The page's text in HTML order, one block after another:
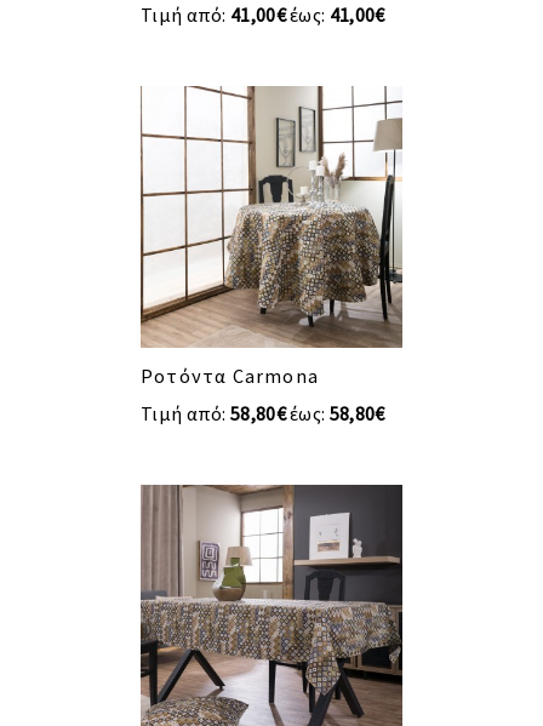
Τιμή από: 41,00€έως: 41,00€
Ροτόντα Carmona
Τιμή από: 58,80€έως: 58,80€